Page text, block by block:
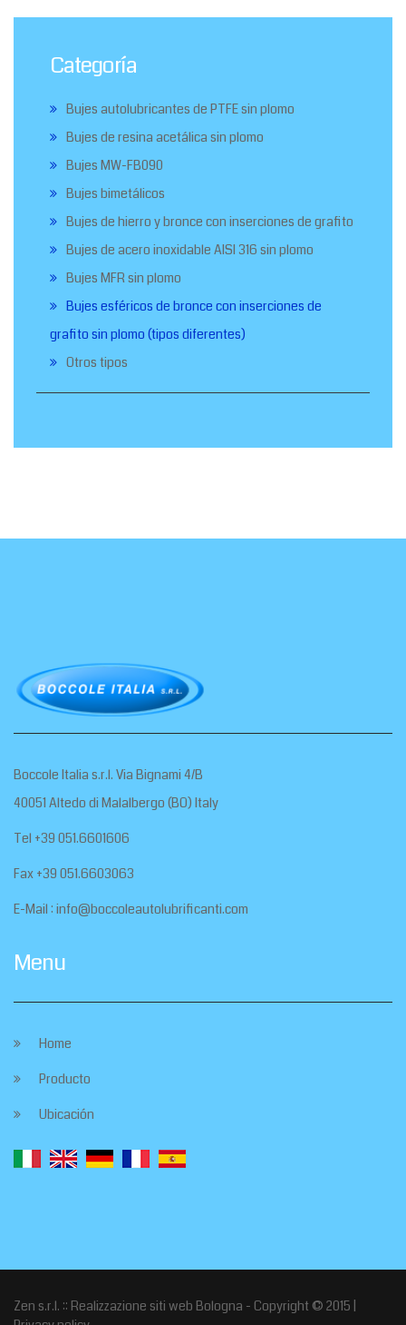
Categoría
Bujes autolubricantes de PTFE sin plomo
Bujes de resina acetálica sin plomo
Bujes MW-FB090
Bujes bimetálicos
Bujes de hierro y bronce con inserciones de grafito
Bujes de acero inoxidable AISI 316 sin plomo
Bujes MFR sin plomo
Bujes esféricos de bronce con inserciones de
grafito sin plomo (tipos diferentes)
Otros tipos
Boccole Italia s.r.l. Via Bignami 4/B
40051 Altedo di Malalbergo (BO) Italy
Tel +39 051.6601606
Fax +39 051.6603063
E-Mail : info@boccoleautolubrificanti.com
Menu
Home
Producto
Ubicación
Zen s.r.l. :: Realizzazione siti web Bologna - Copyright © 2015 |